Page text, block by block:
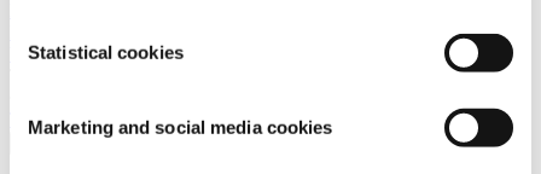
Statistical cookies
Marketing and social media cookies
Veelgestelde Vragen
TICKETS HORECAVA
Over Horecava